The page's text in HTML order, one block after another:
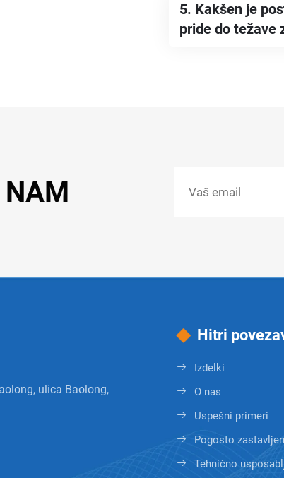
5. Kakšen je
pride do težave
NAM
ulica Baolong,
Hitri
Izdelki
O nas
Uspešni primeri
Pogosto
Tehnično